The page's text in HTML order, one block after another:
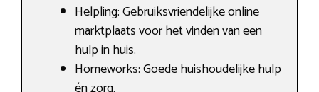
Helpling: Gebruiksvriendelijke online
marktplaats voor het vinden van een
hulp in huis.
Homeworks: Goede huishoudelijke hulp